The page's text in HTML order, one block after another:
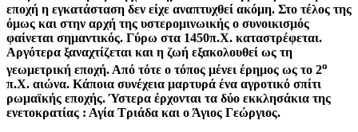
εποχή η εγκατάσταση δεν είχε αναπτυχθεί ακόμη. Στο τέλος της
όμως και στην αρχή της υστερομινωικής ο συνοικισμός
φαίνεται σημαντικός. Γύρω στα 1450π.Χ. καταστρέφεται.
Αργότερα ξαναχτίζεται και η ζωή εξακολουθεί ως τη
γεωμετρική εποχή. Από τότε ο τόπος μένει έρημος ως το 2ο
π.Χ. αιώνα. Κάποια συνέχεια μαρτυρά ένα αγροτικό σπίτι
ρωμαϊκής εποχής. Ύστερα έρχονται τα δύο εκκλησάκια της
ενετοκρατίας : Αγία Τριάδα και ο Άγιος Γεώργιος.